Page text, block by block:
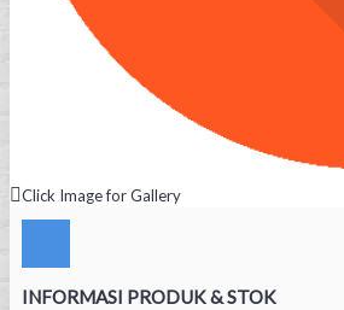
Click Image for Gallery
INFORMASI PRODUK & STOK